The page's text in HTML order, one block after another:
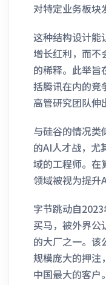
对特定业务板块
这种结构设计能
增长红利，而不
的稀释。此举旨
括腾讯在内的竞
高管研究团队伸
与硅谷的情况类
的AI人才战，尤
域的工程师。在
领域被视为提升
字节跳动自
买马，被外界公
的大厂之一。该
规模庞大的押注
中国最大的客户。